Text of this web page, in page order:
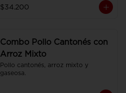
$34.200
Combo Pollo Cantonés con
Arroz Mixto
Pollo cantonés, arroz mixto y
gaseosa.